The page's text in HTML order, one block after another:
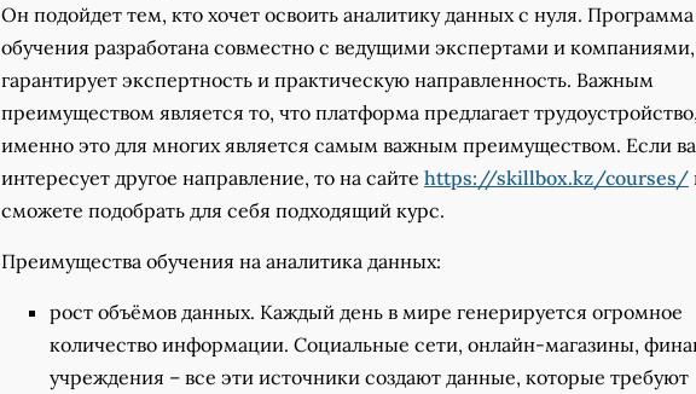
Он подойдет тем, кто хочет освоить аналитику данных с нуля. Программа
обучения разработана совместно с ведущими экспертами и
гарантирует экспертность и практическую направленность. Важным
преимуществом является то, что платформа предлагает
именно это для многих является самым важным преимуществом. Если
интересует другое направление, то на сайте https://skillbox.kz/courses/
сможете подобрать для себя подходящий курс.
Преимущества обучения на аналитика данных:
рост объёмов данных. Каждый день в мире генерируется огромное
количество информации. Социальные сети, онлайн-магазины,
учреждения – все эти источники создают данные, которые требуют